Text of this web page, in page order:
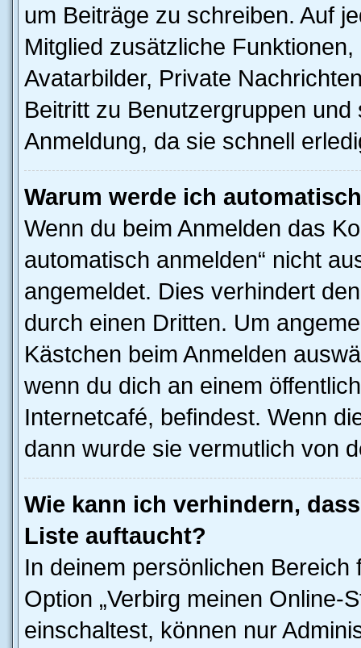
um Beiträge zu schreiben. Auf
Mitglied zusätzliche
Avatarbilder, Private
Beitritt zu Benutzergruppen
Anmeldung, da sie schnell
Warum werde ich
Wenn du beim Anmelden das
automatisch anmelden“ nicht
angemeldet. Dies verhindert
durch einen Dritten. Um
Kästchen beim Anmelden
wenn du dich an einem
Internetcafé, befindest. Wenn
dann wurde sie vermutlich von
Wie kann ich verhindern,
Liste auftaucht?
In deinem persönlichen
Option „Verbirg meinen Online-
einschaltest, können nur